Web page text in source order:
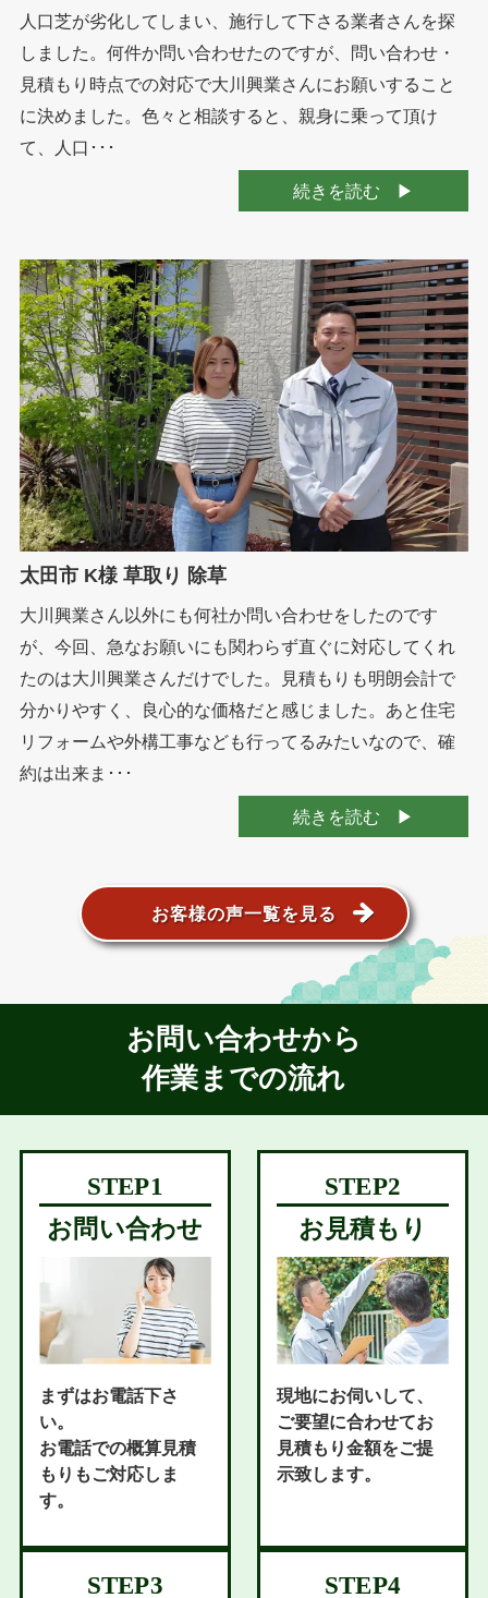
人口芝が劣化してしまい、施行して下さる業者さんを探
しました。何件か問い合わせたのですが、問い合わせ・
見積もり時点での対応で大川興業さんにお願いすること
に決めました。色々と相談すると、親身に乗って頂け
て、人口･･･
続きを読む
太田市 K様 草取り 除草
大川興業さん以外にも何社か問い合わせをしたのです
が、今回、急なお願いにも関わらず直ぐに対応してくれ
たのは大川興業さんだけでした。見積もりも明朗会計で
分かりやすく、良心的な価格だと感じました。あと住宅
リフォームや外構工事なども行ってるみたいなので、確
約は出来ま･･･
続きを読む
お客様の声一覧を見る
お問い合わせから
作業までの流れ
お問い合わせ
まずはお電話下さ
い。
お電話での概算見積
もりもご対応しま
す。
お見積もり
現地にお伺いして、
ご要望に合わせてお
見積もり金額をご提
示致します。